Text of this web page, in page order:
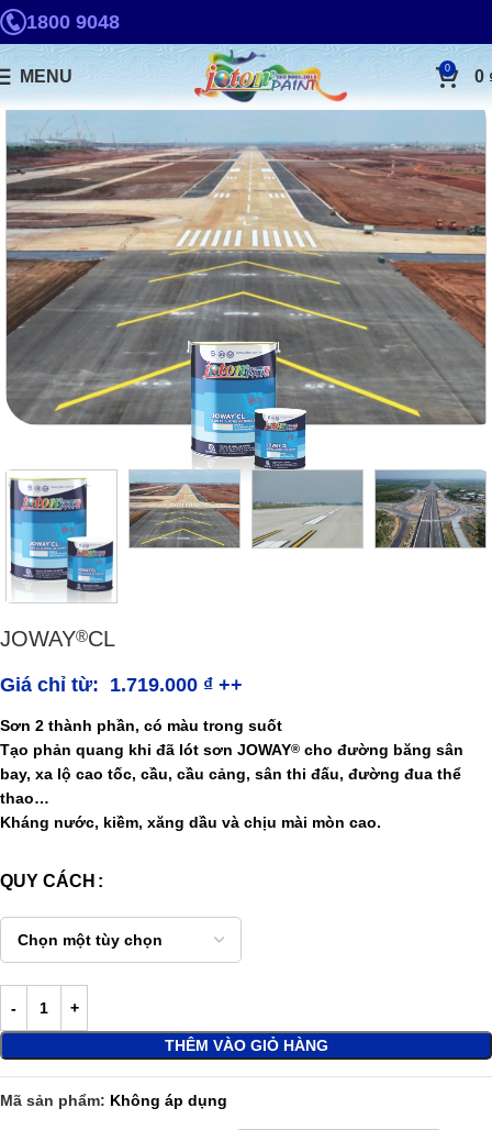
1800 9048
MENU 0 0
JOWAY®CL
Giá chỉ từ: 1.719.000 ₫ ++
Sơn 2 thành phần, có màu trong suốt
Tạo phản quang khi đã lót sơn JOWAY® cho đường băng sân
bay, xa lộ cao tốc, cầu, cầu cảng, sân thi đấu, đường đua thể
thao…
Kháng nước, kiềm, xăng dầu và chịu mài mòn cao.
QUY CÁCH
THÊM VÀO GIỎ HÀNG
Mã sản phẩm: Không áp dụng